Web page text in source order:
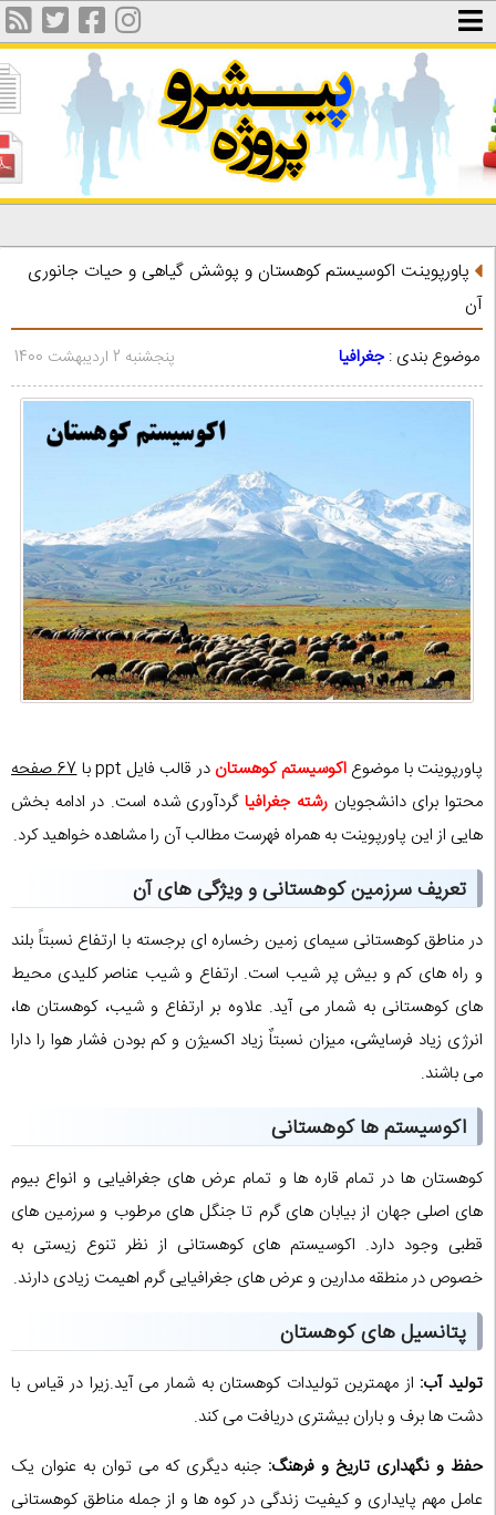
پاورپوینت اکوسيستم کوهستان و پوشش گیاهی و حیات جانوری
آن
موضوع بندی :جغرافیا پنجشنبه 2 اردیبهشت 1400
پاورپوینت با موضوع اکوسیستم کوهستاندر قالب فایل ppt با
67 صفحه
محتوا برای دانشجویان رشته جغرافیاگردآوری شده است. در ادامه بخش
هایی از این پاورپوینت به همراه فهرست مطالب آن را مشاهده خواهید کرد.
تعریف سرزمین کوهستانی و ویژگی های آن
در مناطق کوهستانی سیمای زمین رخساره ای برجسته با ارتفاع نسبتاً بلند
و راه های کم و بیش پر شیب است. ارتفاع و شیب عناصر کلیدی محیط
های کوهستانی به شمار می آید. علاوه بر ارتفاع و شیب، کوهستان ها،
انرژی زیاد فرسایشی، میزان نسبتاٌ زیاد اکسیژن و کم بودن فشار هوا را دارا
می باشند.
اکوسیستم ها کوهستانی
کوهستان ها در تمام قاره ها و تمام عرض های جغرافیایی و انواع بیوم
های اصلی جهان از بیابان های گرم تا جنگل های مرطوب و سرزمین های
قطبی وجود دارد. اکوسیستم های کوهستانی از نظر تنوع زیستی به
خصوص در منطقه مدارین و عرض های جغرافیایی گرم اهیمت زیادی دارند.
پتانسیل های کوهستان
تولید آب: از مهمترین تولیدات کوهستان به شمار می آید.زیرا در قیاس با
دشت ها برف و باران بیشتری دریافت می کند.
حفظ و نگهداری تاریخ و فرهنگ: جنبه دیگری که می توان به عنوان یک
عامل مهم پایداری و کیفیت زندگی در کوه ها و از جمله مناطق کوهستانی